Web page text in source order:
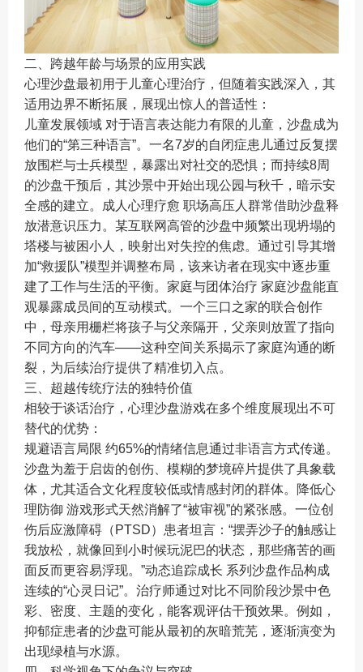
二、跨越年龄与场景的应用实践
心理沙盘最初用于儿童心理治疗，但随着实践深入，其
适用边界不断拓展，展现出惊人的普适性：
儿童发展领域 对于语言表达能力有限的儿童，沙盘成为
他们的“第三种语言”。一名7岁的自闭症患儿通过反复摆
放围栏与士兵模型，暴露出对社交的恐惧；而持续8周
的沙盘干预后，其沙景中开始出现公园与秋千，暗示安
全感的建立。成人心理疗愈 职场高压人群常借助沙盘释
放潜意识压力。某互联网高管的沙盘中频繁出现坍塌的
塔楼与被困小人，映射出对失控的焦虑。通过引导其增
加“救援队”模型并调整布局，该来访者在现实中逐步重
建了工作与生活的平衡。家庭与团体治疗 家庭沙盘能直
观暴露成员间的互动模式。一个三口之家的联合创作
中，母亲用栅栏将孩子与父亲隔开，父亲则放置了指向
不同方向的汽车——这种空间关系揭示了家庭沟通的断
裂，为后续治疗提供了精准切入点。
三、超越传统疗法的独特价值
相较于谈话治疗，心理沙盘游戏在多个维度展现出不可
替代的优势：
规避语言局限 约65%的情绪信息通过非语言方式传递。
沙盘为羞于启齿的创伤、模糊的梦境碎片提供了具象载
体，尤其适合文化程度较低或情感封闭的群体。降低心
理防御 游戏形式天然消解了“被审视”的紧张感。一位创
伤后应激障碍（PTSD）患者坦言：“摆弄沙子的触感让
我放松，就像回到小时候玩泥巴的状态，那些痛苦的画
面反而更容易浮现。”动态追踪成长 系列沙盘作品构成
连续的“心灵日记”。治疗师通过对比不同阶段沙景中色
彩、密度、主题的变化，能客观评估干预效果。例如，
抑郁症患者的沙盘可能从最初的灰暗荒芜，逐渐演变为
出现绿植与水源。